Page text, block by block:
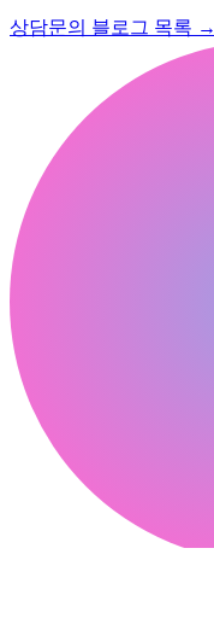
상담문의 블로그 목록 →